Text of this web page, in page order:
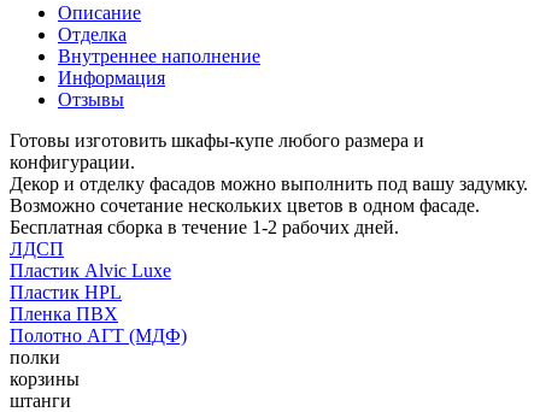
Описание
Отделка
Внутреннее наполнение
Информация
Отзывы
Готовы изготовить шкафы-купе любого размера и
конфигурации.
Декор и отделку фасадов можно выполнить под вашу задумку.
Возможно сочетание нескольких цветов в одном фасаде.
Бесплатная сборка в течение 1-2 рабочих дней.
ЛДСП
Пластик Alvic Luxe
Пластик HPL
Пленка ПВХ
Полотно АГТ (МДФ)
полки
корзины
штанги